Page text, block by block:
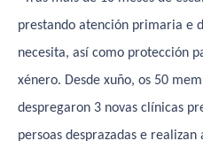
prestando atención primaria e
necesita, así como protección
xénero. Desde xuño, os 50
despregaron 3 novas clínicas
persoas desprazadas e